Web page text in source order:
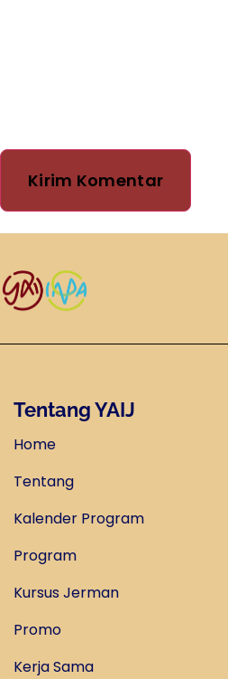
Tentang YAIJ
Home
Tentang
Kalender Program
Program
Kursus Jerman
Promo
Kerja Sama